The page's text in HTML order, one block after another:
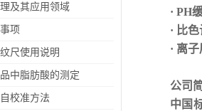
及其应用领域
项
尺使用说明
中脂肪酸的测定
校准方法
· PH
· 比
· 离
公司
中国